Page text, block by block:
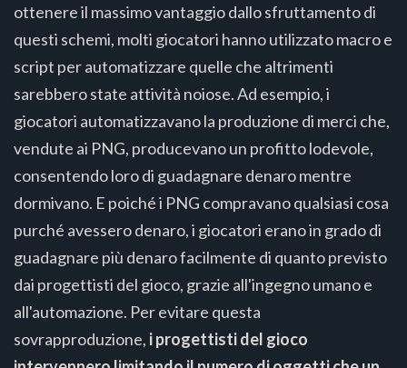
ottenere il massimo vantaggio dallo sfruttamento di
questi schemi, molti giocatori hanno utilizzato macro e
script per automatizzare quelle che altrimenti
sarebbero state attività noiose. Ad esempio, i
giocatori automatizzavano la produzione di merci che,
vendute ai PNG, producevano un profitto lodevole,
consentendo loro di guadagnare denaro mentre
dormivano. E poiché i PNG compravano qualsiasi cosa
purché avessero denaro, i giocatori erano in grado di
guadagnare più denaro facilmente di quanto previsto
dai progettisti del gioco, grazie all'ingegno umano e
all'automazione. Per evitare questa
sovrapproduzione, i progettisti del gioco